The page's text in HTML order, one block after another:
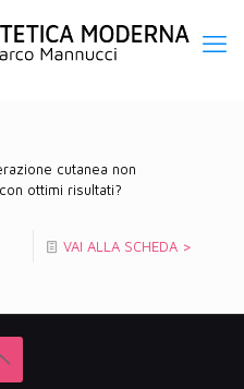
cutanea non
ottimi risultati?
VAI ALLA SCHEDA >